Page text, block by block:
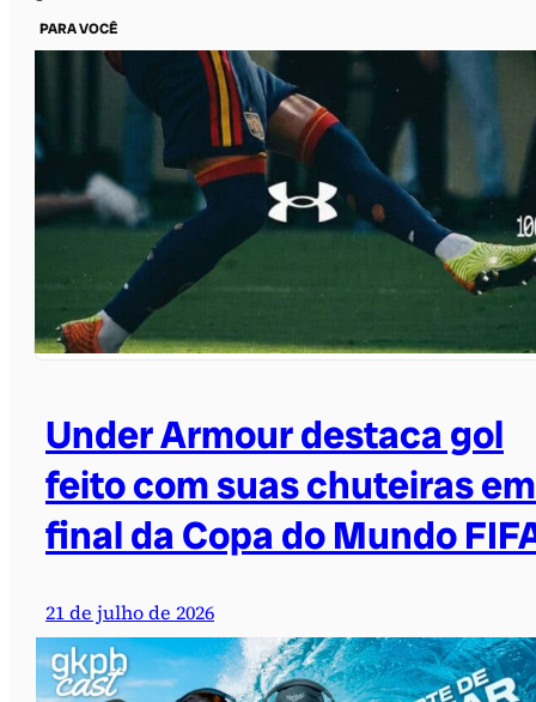
PARA VOCÊ
Under Armour destaca gol
feito com suas chuteiras em
final da Copa do Mundo
21 de julho de 2026